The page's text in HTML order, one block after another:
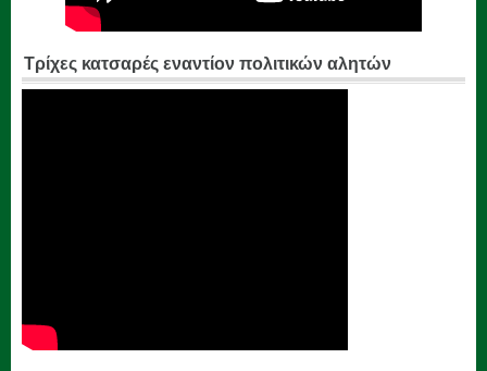
Τρίχες κατσαρές εναντίον πολιτικών αλητών